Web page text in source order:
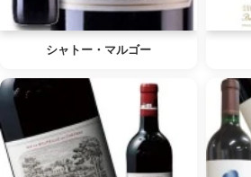
シャトー・マルゴー